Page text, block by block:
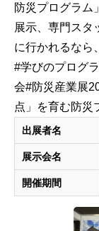
防災プログラム
展示、専門スタ
に行かれるなら
#学びのプログ
会#防災産業展
点」を育む防災
出展者名
展示会名
開催期間